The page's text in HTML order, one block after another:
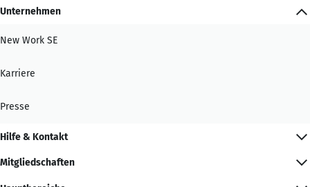
Unternehmen
New Work SE
Karriere
Presse
Hilfe & Kontakt
Mitgliedschaften